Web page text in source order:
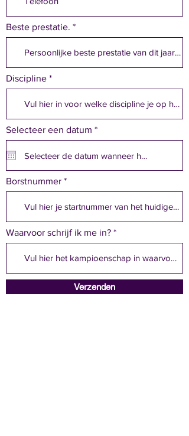
Beste prestatie.
Discipline
Selecteer een datum *r
e
u
d
Borstnummer
Waarvoor schrijf ik me in?
Verzenden